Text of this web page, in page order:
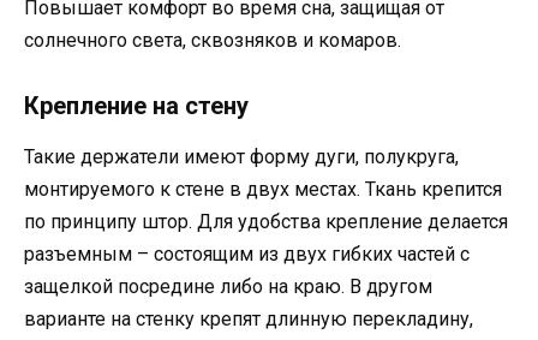
Повышает комфорт во время сна, защищая от
солнечного света, сквозняков и комаров.
Крепление на стену
Такие держатели имеют форму дуги, полукруга,
монтируемого к стене в двух местах. Ткань крепится
по принципу штор. Для удобства крепление делается
разъемным – состоящим из двух гибких частей с
защелкой посредине либо на краю. В другом
варианте на стенку крепят длинную перекладину,